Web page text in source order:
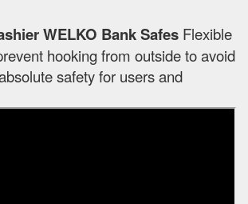
WELKO Bank Safes Flexible
hooking from outside to avoid
safety for users and